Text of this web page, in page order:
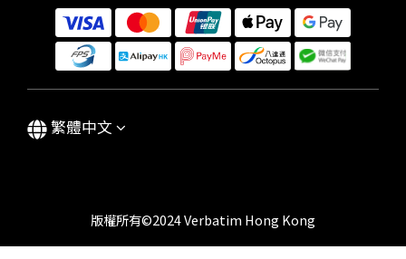
繁體中文
版權所有©2024 Verbatim Hong Kong